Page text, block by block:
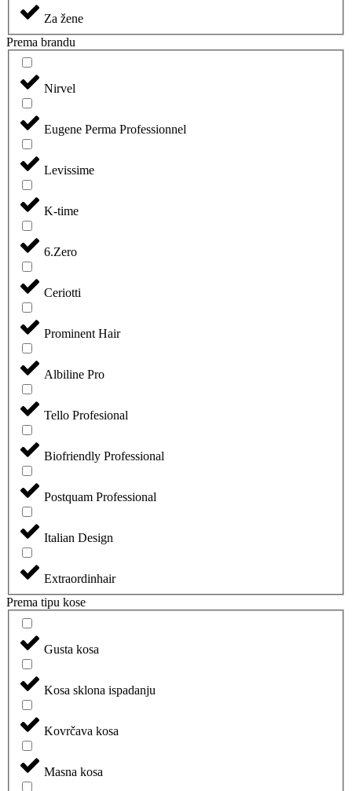
Za žene
Prema brandu
Nirvel
Eugene Perma Professionnel
Levissime
K-time
6.Zero
Ceriotti
Prominent Hair
Albiline Pro
Tello Profesional
Biofriendly Professional
Postquam Professional
Italian Design
Extraordinhair
Prema tipu kose
Gusta kosa
Kosa sklona ispadanju
Kovrčava kosa
Masna kosa